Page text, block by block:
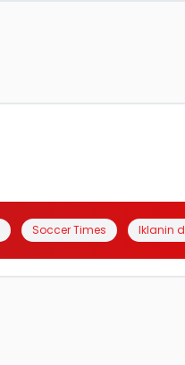
Soccer Times Iklanin